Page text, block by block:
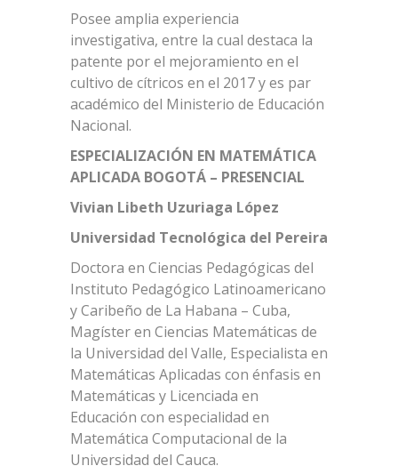
Posee amplia experiencia
investigativa, entre la cual destaca la
patente por el mejoramiento en el
cultivo de cítricos en el 2017 y es par
académico del Ministerio de Educación
Nacional.
ESPECIALIZACIÓN EN MATEMÁTICA
APLICADA BOGOTÁ – PRESENCIAL
Vivian Libeth Uzuriaga López
Universidad Tecnológica del Pereira
Doctora en Ciencias Pedagógicas del
Instituto Pedagógico Latinoamericano
y Caribeño de La Habana – Cuba,
Magíster en Ciencias Matemáticas de
la Universidad del Valle, Especialista en
Matemáticas Aplicadas con énfasis en
Matemáticas y Licenciada en
Educación con especialidad en
Matemática Computacional de la
Universidad del Cauca.